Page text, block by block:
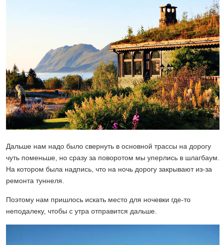
Дальше нам надо было свернуть в основной трассы на дорогу
чуть поменьше, но сразу за поворотом мы уперлись в шлагбаум.
На котором была надпись, что на ночь дорогу закрывают из-за
ремонта туннеля.
Поэтому нам пришлось искать место для ночевки где-то
неподалеку, чтобы с утра отправится дальше.